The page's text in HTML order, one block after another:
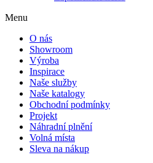
Menu
O nás
Showroom
Výroba
Inspirace
Naše služby
Naše katalogy
Obchodní podmínky
Projekt
Náhradní plnění
Volná místa
Sleva na nákup